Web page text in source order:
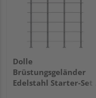
Dolle
Brüstungsgeländer
Edelstahl Starter-Set